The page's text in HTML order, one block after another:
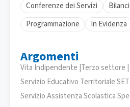
Conferenze dei Servizi
Programmazione
In Evidenza
Argomenti
Vita Indipendente | Terzo settore |
Servizio Educativo Territoriale SET |
Servizio Assistenza Scolastica